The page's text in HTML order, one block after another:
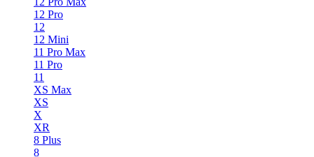
12 Pro
12
12 Mini
11 Pro Max
11 Pro
11
XS Max
XS
X
XR
8 Plus
8